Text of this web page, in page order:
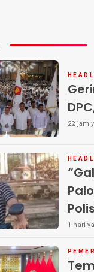
22 jam
1 hari